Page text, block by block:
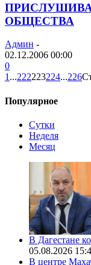
ОБЩЕСТВА
Админ -
02.12.2006 00:00
0
1 ...222223224...226
Популярное
Сутки
Неделя
Месяц
В Дагестане
05.08.2026
В центре